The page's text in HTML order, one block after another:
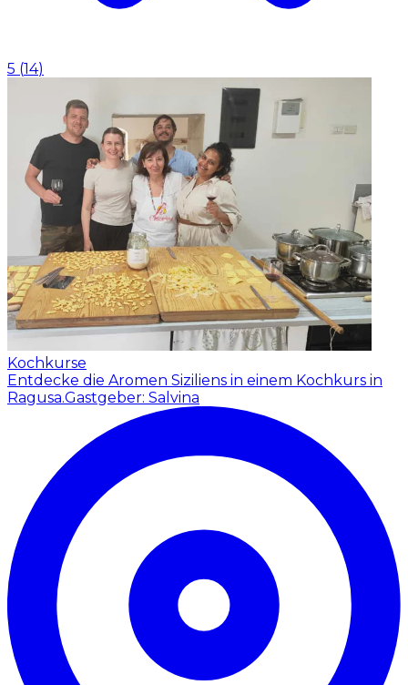
5 (14)
Kochkurse
Entdecke die Aromen Siziliens in einem Kochkurs in
Ragusa.Gastgeber: Salvina